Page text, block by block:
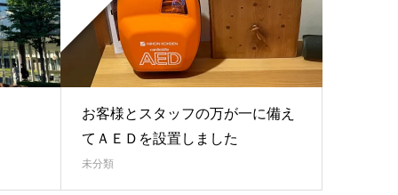
お客様とスタッフの万が一に備え
てＡＥＤを設置しました
未分類